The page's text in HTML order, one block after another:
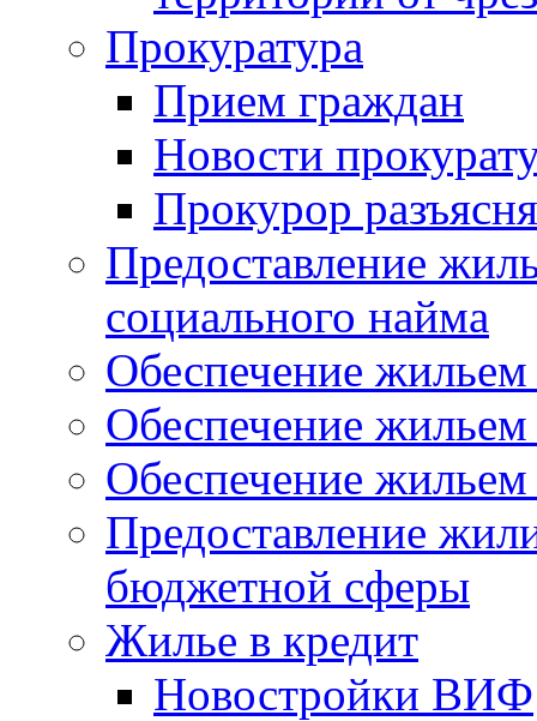
Прокуратура
Прием граждан
Новости
Прокурор
Предоставление
социального найма
Обеспечение
Обеспечение
Обеспечение жильем
Предоставление
бюджетной сферы
Жилье в кредит
Новостройки ВИФ